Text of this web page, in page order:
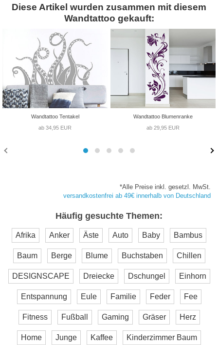
Diese Artikel wurden zusammen mit diesem
Wandtattoo gekauft:
Wandtattoo Tentakel
ab 34,95 EUR
Wandtattoo Blumenranke
ab 29,95 EUR
*Alle Preise inkl. gesetzl. MwSt.
versandkostenfrei ab 49€ innerhalb von Deutschland
Häufig gesuchte Themen:
Afrika Anker Äste Auto Baby Bambus
Baum Berge Blume Buchstaben Chillen
DESIGNSCAPE Dreiecke Dschungel Einhorn
Entspannung Eule Familie Feder Fee
Fitness Fußball Gaming Gräser Herz
Home Junge Kaffee Kinderzimmer Baum